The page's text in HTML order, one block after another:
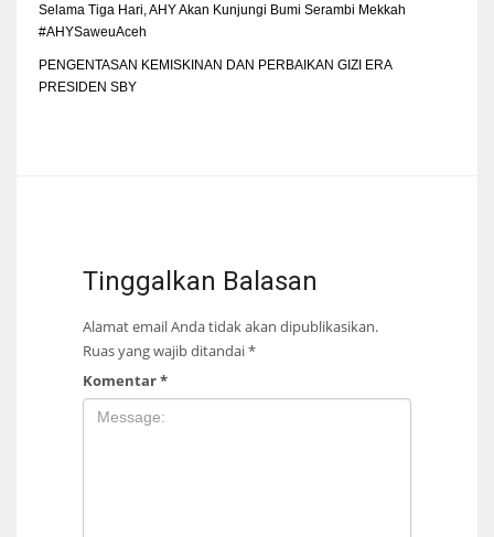
Selama Tiga Hari, AHY Akan Kunjungi Bumi Serambi Mekkah
#AHYSaweuAceh
PENGENTASAN KEMISKINAN DAN PERBAIKAN GIZI ERA
PRESIDEN SBY
Tinggalkan Balasan
Alamat email Anda tidak akan dipublikasikan.
Ruas yang wajib ditandai*
Komentar*